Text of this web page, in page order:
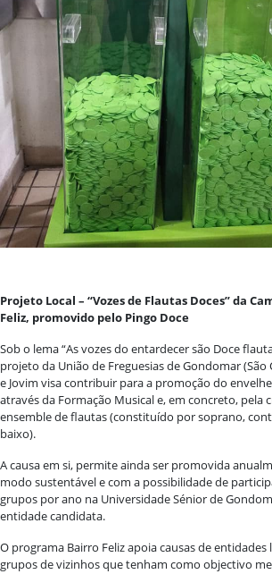
Projeto Local – “Vozes de Flautas Doces” da
Feliz, promovido pelo Pingo Doce
Sob o lema “As vozes do entardecer são Doce
projeto da União de Freguesias de Gondomar (São
e Jovim visa contribuir para a promoção do
através da Formação Musical e, em concreto, pela
ensemble de flautas (constituído por soprano,
baixo).
A causa em si, permite ainda ser promovida
modo sustentável e com a possibilidade de
grupos por ano na Universidade Sénior de
entidade candidata.
O programa Bairro Feliz apoia causas de entidades
grupos de vizinhos que tenham como objectivo